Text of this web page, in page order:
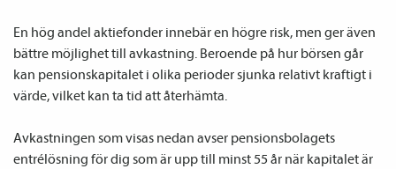
En hög andel aktiefonder innebär en högre risk, men ger även
bättre möjlighet till avkastning. Beroende på hur börsen går
kan pensionskapitalet i olika perioder sjunka relativt kraftigt i
värde, vilket kan ta tid att återhämta.
Avkastningen som visas nedan avser pensionsbolagets
entrélösning för dig som är upp till minst 55 år när kapitalet är